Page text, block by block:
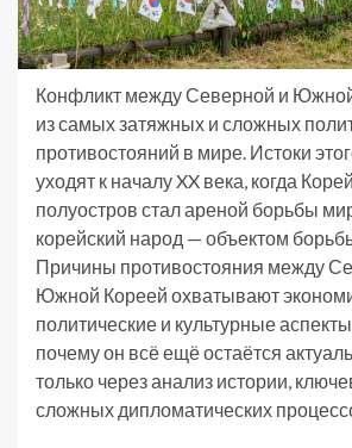
Конфликт между Северной и
из самых затяжных и сложных
противостояний в мире. Истоки
уходят к началу XX века, когда
полуостров стал ареной борьбы
корейский народ — объектом
Причины противостояния между
Южной Кореей охватывают
политические и культурные
почему он всё ещё остаётся
только через анализ истории,
сложных дипломатических